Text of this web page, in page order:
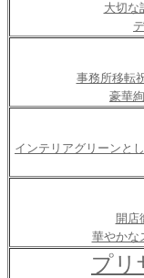
大切な
事務所移転
豪華
インテリアグリーンと
開店
華やかな
プリ